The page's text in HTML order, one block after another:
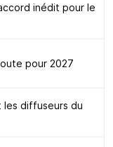
inédit pour le
pour 2027
les diffuseurs du